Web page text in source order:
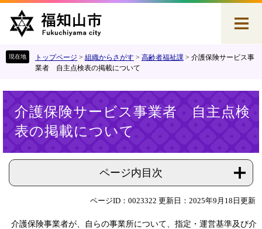
す
し
トップページ > 組織からさがす > 高齢者福祉課 > 介護保険サービス事
業者 自主点検表の掲載について
介護保険サービス事業者 自主点検
表の掲載について
ページ内目次
ページID：0023322 更新日：2025年9月18日更新
介護保険事業者が、自らの事業所について、指定・運営基準及び介